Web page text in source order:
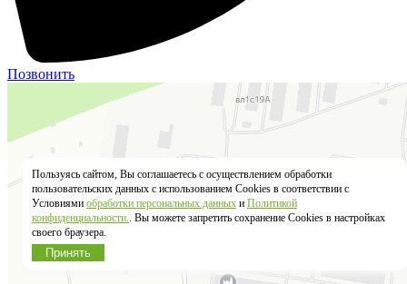
Позвонить
Пользуясь сайтом, Вы соглашаетесь с осуществлением обработки
пользовательских данных с использованием Cookies в соответствии с
Условиями обработки персональных данных и Политикой
конфиденциальности.. Вы можете запретить сохранение Cookies в настройках
своего браузера.
Принять